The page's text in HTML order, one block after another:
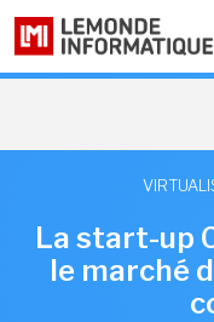
La start-up
le marché